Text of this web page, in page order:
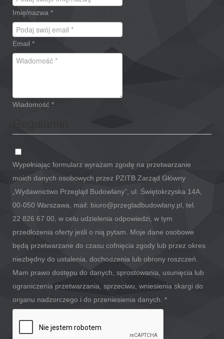
Imię/nazwa *
Email *
Wiadomość *
Wypełniając formularz wyrażam zgodę na przetwarzanie
moich danych osobowych przez PZITB Zarząd Główny
„Wydawnictwo Przegląd Budowlany”, ul. Świętokrzyska 14A,
00-050 Warszawa, mail: biuro@przegladbudowlany.pl, tel.
22 826 67 00, w celu udzielenia odpowiedzi, w tym
przedłożenia oferty jeśli o nią pytam. Moje dane osobowe
będą przetwarzane do czasu cofnięcia zgody lub przez okres
niezbędny do ustalenia, dochodzenia lub obrony roszczeń.
Mam prawo dostępu do danych, sprostowania, usunięcia lub
ograniczenia przetwarzania, sprzeciwu, wniesienia skargi do
organu nadzorczego i do przeniesienia danych. *